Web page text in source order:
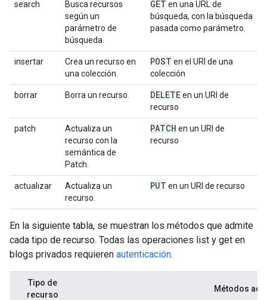
search
Busca recursos
según un
parámetro de
búsqueda.
GET en una URL de
búsqueda, con la búsqueda
pasada como parámetro.
insertar
Crea un recurso en
una colección.
POST en el URI de una
colección
borrar Borra un recurso. DELETEen un URI de
recurso
patch
Actualiza un
recurso con la
semántica de
Patch.
PATCH en un URI de
recurso
actualizar
Actualiza un
recurso.
PUT en un URI de recurso
En la siguiente tabla, se muestran los métodos que admite
cada tipo de recurso. Todas las operaciones list y get en
blogs privados requieren autenticación.
Tipo de
recurso
Métodos